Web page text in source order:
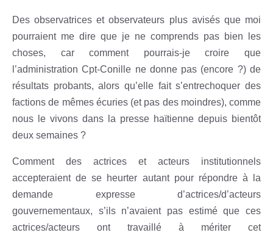
Des observatrices et observateurs plus avisés que moi
pourraient me dire que je ne comprends pas bien les
choses, car comment pourrais-je croire que
l’administration Cpt-Conille ne donne pas (encore ?) de
résultats probants, alors qu’elle fait s’entrechoquer des
factions de mêmes écuries (et pas des moindres), comme
nous le vivons dans la presse haïtienne depuis bientôt
deux semaines ?
Comment des actrices et acteurs institutionnels
accepteraient de se heurter autant pour répondre à la
demande expresse d’actrices/d’acteurs
gouvernementaux, s’ils n’avaient pas estimé que ces
actrices/acteurs ont travaillé à mériter cet